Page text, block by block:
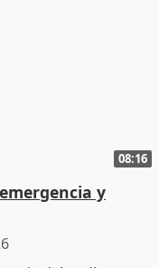
08:16
y